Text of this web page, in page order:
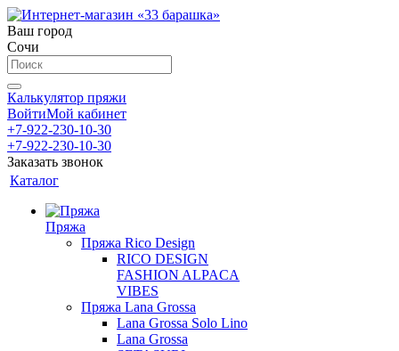
Ваш город
Сочи
Калькулятор пряжи
ВойтиМой кабинет
+7-922-230-10-30
+7-922-230-10-30
Заказать звонок
Каталог
Пряжа
Пряжа Rico Design
RICO DESIGN
FASHION ALPACA
VIBES
Пряжа Lana Grossa
Lana Grossa Solo Lino
Lana Grossa